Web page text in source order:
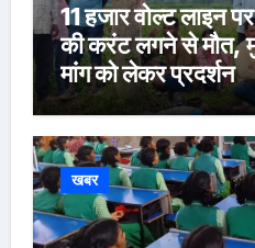
11 हजार वोल्ट लाइन
की करंट लगने से मौत,
मांग को लेकर प्रदर्शन
खबर